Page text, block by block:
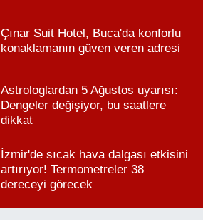
Çınar Suit Hotel, Buca'da konforlu
konaklamanın güven veren adresi
Astrologlardan 5 Ağustos uyarısı:
Dengeler değişiyor, bu saatlere
dikkat
İzmir'de sıcak hava dalgası etkisini
artırıyor! Termometreler 38
dereceyi görecek